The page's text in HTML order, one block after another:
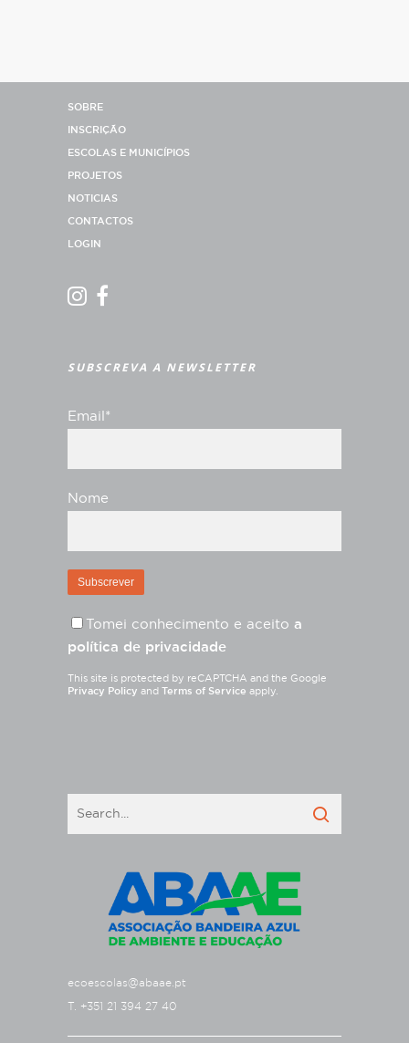
SOBRE
INSCRIÇÃO
ESCOLAS E MUNICÍPIOS
PROJETOS
NOTICIAS
CONTACTOS
LOGIN
SUBSCREVA A NEWSLETTER
Email*
Nome
Tomei conhecimento e aceito a
política de privacidade
This site is protected by reCAPTCHA and the Google
Privacy Policy and Terms of Service apply.
ecoescolas@abaae.pt
T. +351 21 394 27 40